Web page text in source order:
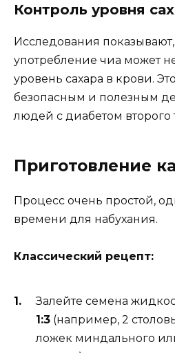
Контроль уровня
Исследования
употребление чиа может
уровень сахара в крови.
безопасным и полезным
людей с диабетом второго
Приготовление
Процесс очень простой,
времени для набухания.
Классический рецепт:
Залейте семена
1:3 (например, 2
ложек миндального